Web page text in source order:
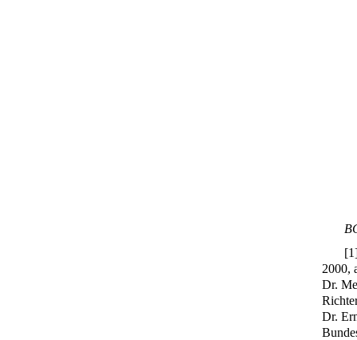
[1
2000,
Dr.
Dr.